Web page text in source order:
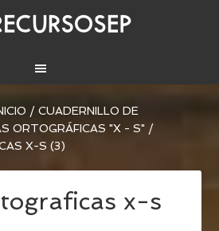
/ CUADERNILLO DE
ORTOGRÁFICAS "X - S" /
X-S (3)
x-s